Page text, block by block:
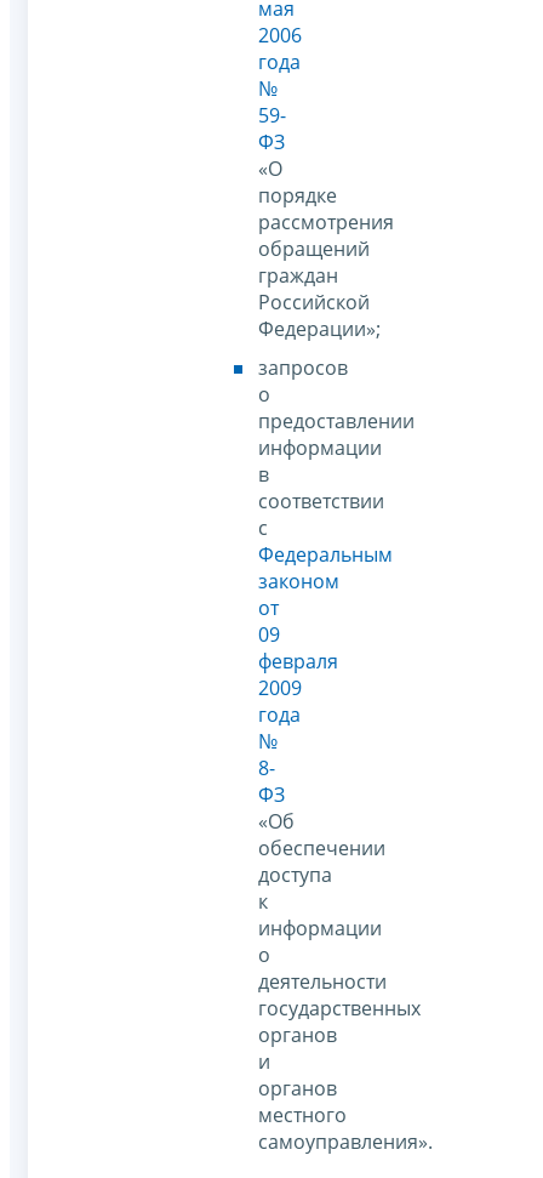
мая
2006
года
№
59-
ФЗ
«О
порядке
рассмотрения
обращений
граждан
Российской
Федерации»;
запросов
о
предоставлении
информации
в
соответствии
с
Федеральным
законом
от
09
февраля
2009
года
№
8-
ФЗ
«Об
обеспечении
доступа
к
информации
о
деятельности
государственных
органов
и
органов
местного
самоуправления».